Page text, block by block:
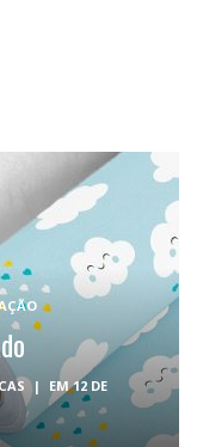
|
EM 12 DE